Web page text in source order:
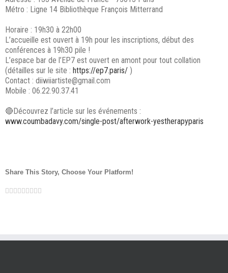
Métro : Ligne 14 Bibliothèque François Mitterrand
Horaire : 19h30 à 22h00
L’accueille est ouvert à 19h pour les inscriptions, début des
conférences à 19h30 pile !
L’espace bar de l’EP7 est ouvert en amont pour tout collation
(détailles sur le site : https://ep7.paris/ )
Contact : diiwiiartiste@gmail.com
Mobile : 06.22.90.37.41
🔴Découvrez l’article sur les événements :
www.coumbadavy.com/single-post/afterwork-yestherapyparis
Share This Story, Choose Your Platform!
Facebook
Twitter
LinkedIn
Reddit
Google+
Tumblr
Pinterest
Vk